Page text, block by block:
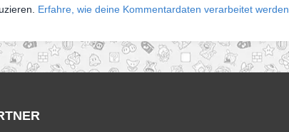
Erfahre, wie deine Kommentardaten verarbeitet werden.